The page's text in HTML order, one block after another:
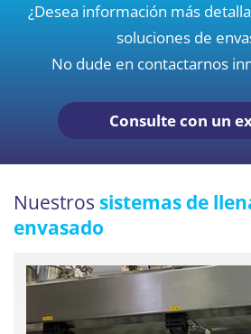
¿Desea información más
soluciones de
No dude en contactarnos
Consulte con un
Nuestros sistemas de
envasado